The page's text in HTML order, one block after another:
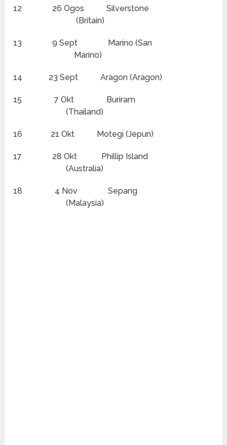
12 26 Ogos Silverstone
(Britain)
13 9 Sept Marino (San
Marino)
14 23 Sept Aragon (Aragon)
15 7 Okt Buriram
(Thailand)
16 21 Okt Motegi (Jepun)
17 28 Okt Phillip Island
(Australia)
18 4 Nov Sepang
(Malaysia)